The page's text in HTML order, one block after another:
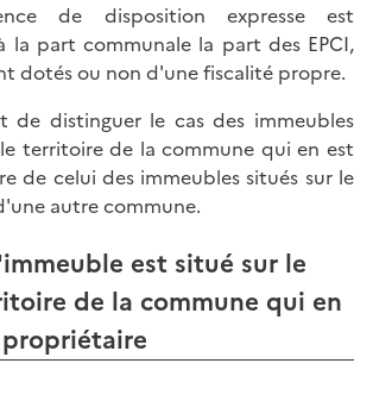
de disposition expresse est
la part communale la part des EPCI,
dotés ou non d'une fiscalité propre.
de distinguer le cas des immeubles
territoire de la commune qui en est
de celui des immeubles situés sur le
autre commune.
est situé sur le
de la commune qui en